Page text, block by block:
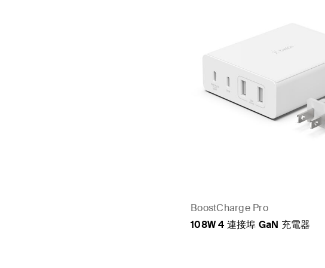
BoostCharge Pro
108W 4 連接埠 GaN 充電器